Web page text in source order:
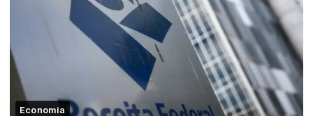
Economia